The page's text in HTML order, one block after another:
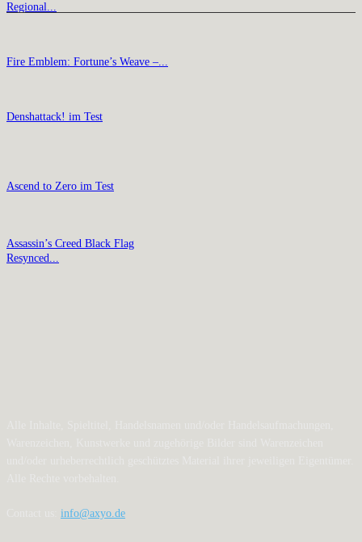
Regional...
Fire Emblem: Fortune’s Weave –...
Denshattack! im Test
Ascend to Zero im Test
Assassin’s Creed Black Flag
Resynced...
info@axyo.de